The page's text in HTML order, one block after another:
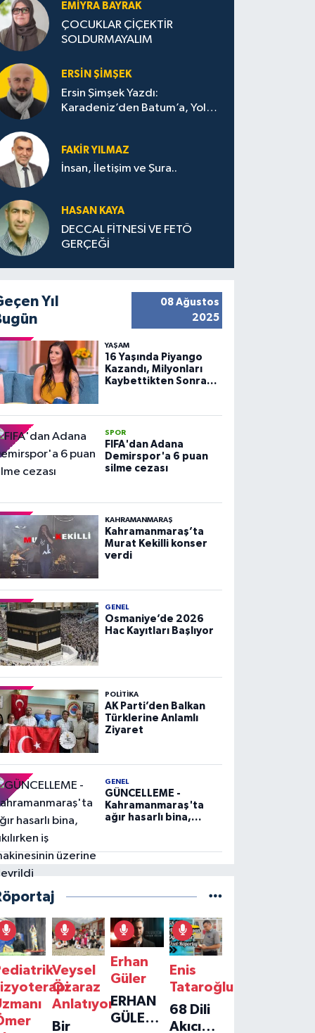
EMIYRA BAYRAK
ÇOCUKLAR ÇİÇEKTİR
SOLDURMAYALIM
ERSIN ŞIMŞEK
Ersin Şimşek Yazdı:
Karadeniz’den Batum’a, Yolun
FAKIR YILMAZ
İnsan, İletişim ve Şura..
HASAN KAYA
DECCAL FİTNESİ VE FETÖ
GERÇEĞİ
Yıl
08 Ağustos
2025
YAŞAM
16 Yaşında Piyango
Kazandı, Milyonları
Kaybettikten Sonra
SPOR
FIFA'dan Adana
Demirspor'a 6 puan
silme cezası
KAHRAMANMARAŞ
Kahramanmaraş’ta
Murat Kekilli konser
verdi
GENEL
Osmaniye’de 2026
Hac Kayıtları Başlıyor
POLITIKA
AK Parti’den Balkan
Türklerine Anlamlı
Ziyaret
GENEL
GÜNCELLEME -
Kahramanmaraş'ta
ağır hasarlı bina,
devrildi
Veysel
Özaraz
Anlatıyor
Bir
Erhan
Güler
ERHAN
GÜLER'IN
Enis
Tataroğlu
68 Dili
Akıcı